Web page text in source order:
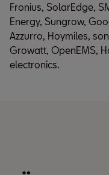
Fronius, SolarEdge,
Energy, Sungrow,
Azzurro, Hoymiles,
Growatt, OpenEMS,